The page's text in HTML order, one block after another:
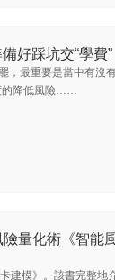
好踩坑交“學費”
，最重要是當中有沒
的降低風險……
量化術《智能
建模》。該書完整地